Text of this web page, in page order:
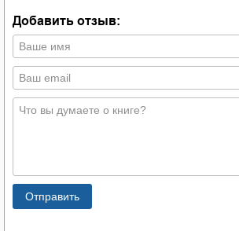
Добавить отзыв: